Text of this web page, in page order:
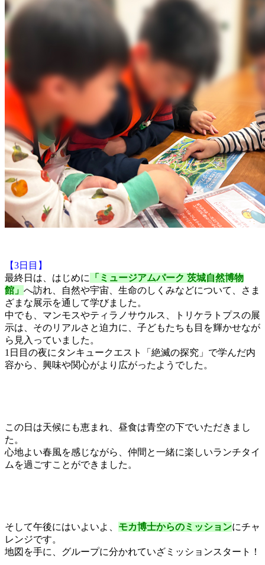
【3日目】
最終日は、はじめに
「ミュージアムパーク 茨城自然博物
館」 へ訪れ、自然や宇宙、生命のしくみなどについて、さま
ざまな展示を通して学びました。
中でも、マンモスやティラノサウルス、トリケラトプスの展
示は、そのリアルさと迫力に、子どもたちも目を輝かせなが
ら見入っていました。
1日目の夜にタンキュークエスト「絶滅の探究」で学んだ内
容から、興味や関心がより広がったようでした。
この日は天候にも恵まれ、昼食は青空の下でいただきまし
た。
心地よい春風を感じながら、仲間と一緒に楽しいランチタイ
ムを過ごすことができました。
そして午後にはいよいよ、 モカ博士からのミッションにチャ
レンジです。
地図を手に、グループに分かれていざミッションスタート！